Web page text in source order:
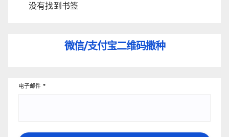
没有找到书签
微信/支付宝二维码撒种
电子邮件 *